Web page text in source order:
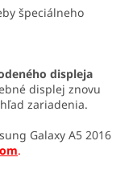
špeciálneho
displeja
displej znovu
zariadenia.
Galaxy A5 2016
.